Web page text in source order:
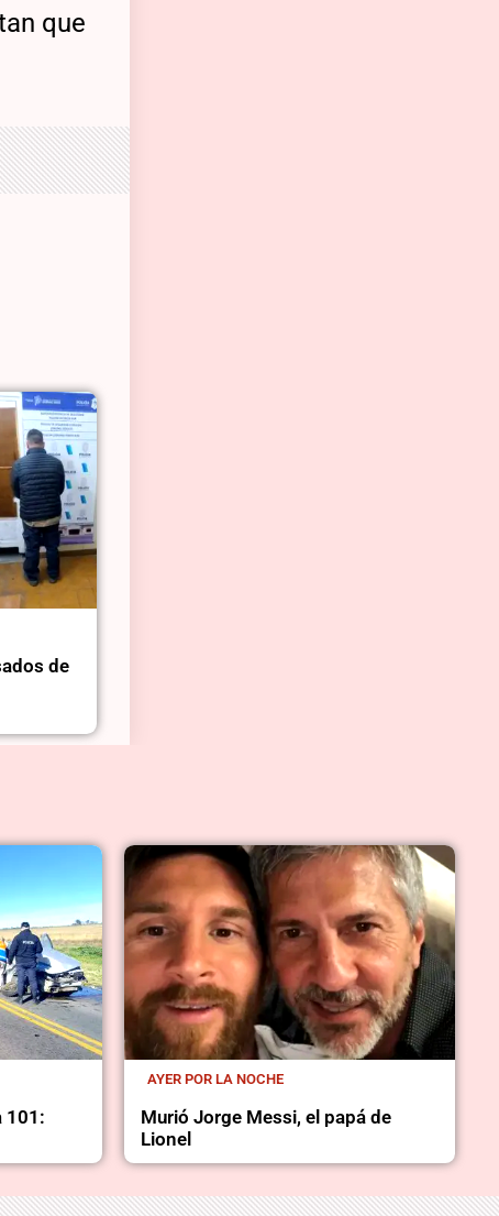
que
de
101:
AYER POR LA NOCHE
Murió Jorge Messi, el papá de
Lionel